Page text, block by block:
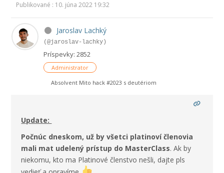
Publikované : 10. júna 2022 19:32
Jaroslav Lachký
(@jaroslav-lachky)
Príspevky: 2852
Administrator
Absolvent Mito hack #2023 s deutériom
Update:
Počnúc dneskom, už by všetci platinoví členovia
mali mat udelený prístup do MasterClass. Ak by
niekomu, kto ma Platinové členstvo nešli, dajte pls